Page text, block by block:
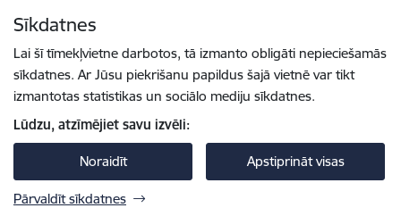
Sīkdatnes
Lai šī tīmekļvietne darbotos, tā izmanto obligāti nepieciešamās
sīkdatnes. Ar Jūsu piekrišanu papildus šajā vietnē var tikt
izmantotas statistikas un sociālo mediju sīkdatnes.
Lūdzu, atzīmējiet savu izvēli:
Noraidīt Apstiprināt visas
Pārvaldīt sīkdatnes